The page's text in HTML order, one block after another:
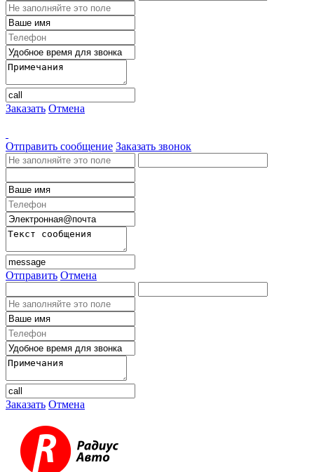
Заказать Отмена
Отправить сообщение Заказать звонок
Отправить Отмена
Заказать Отмена